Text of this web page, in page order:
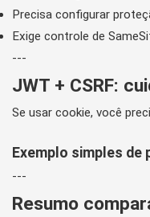
Precisa configurar
Exige controle de
---
JWT + CSRF:
Se usar cookie, você
Exemplo simples de
---
Resumo